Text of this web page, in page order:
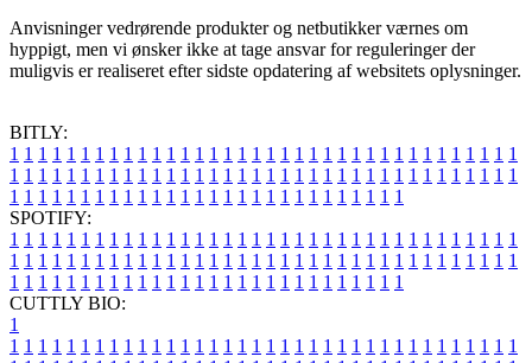
Anvisninger vedrørende produkter og netbutikker værnes om
hyppigt, men vi ønsker ikke at tage ansvar for reguleringer der
muligvis er realiseret efter sidste opdatering af websitets oplysninger.
BITLY:
1 1 1 1 1 1 1 1 1 1 1 1 1 1 1 1 1 1 1 1 1 1 1 1 1 1 1 1 1 1 1 1 1 1 1 1
1 1 1 1 1 1 1 1 1 1 1 1 1 1 1 1 1 1 1 1 1 1 1 1 1 1 1 1 1 1 1 1 1 1 1 1
1 1 1 1 1 1 1 1 1 1 1 1 1 1 1 1 1 1 1 1 1 1 1 1 1 1 1 1
SPOTIFY:
1 1 1 1 1 1 1 1 1 1 1 1 1 1 1 1 1 1 1 1 1 1 1 1 1 1 1 1 1 1 1 1 1 1 1 1
1 1 1 1 1 1 1 1 1 1 1 1 1 1 1 1 1 1 1 1 1 1 1 1 1 1 1 1 1 1 1 1 1 1 1 1
1 1 1 1 1 1 1 1 1 1 1 1 1 1 1 1 1 1 1 1 1 1 1 1 1 1 1 1
CUTTLY BIO:
1
1 1 1 1 1 1 1 1 1 1 1 1 1 1 1 1 1 1 1 1 1 1 1 1 1 1 1 1 1 1 1 1 1 1 1 1